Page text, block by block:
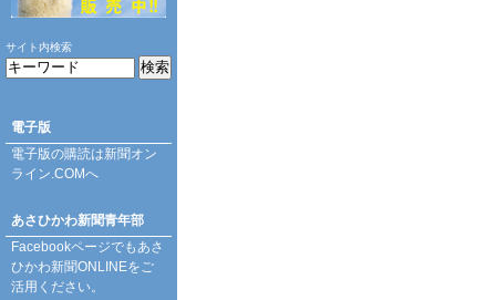
サイト内検索
電子版
電子版の購読は新聞オン
ライン.COMへ
あさひかわ新聞青年部
Facebookページでもあさ
ひかわ新聞ONLINEをご
活用ください。